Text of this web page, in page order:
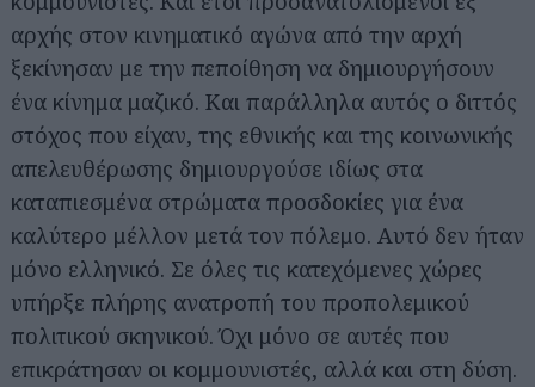
αρχής στον κινηματικό αγώνα από την αρχή
ξεκίνησαν με την πεποίθηση να δημιουργήσουν
ένα κίνημα μαζικό. Και παράλληλα αυτός ο διττός
στόχος που είχαν, της εθνικής και της κοινωνικής
απελευθέρωσης δημιουργούσε ιδίως στα
καταπιεσμένα στρώματα προσδοκίες για ένα
καλύτερο μέλλον μετά τον πόλεμο. Αυτό δεν ήταν
μόνο ελληνικό. Σε όλες τις κατεχόμενες χώρες
υπήρξε πλήρης ανατροπή του προπολεμικού
πολιτικού σκηνικού. Όχι μόνο σε αυτές που
επικράτησαν οι κομμουνιστές, αλλά και στη δύση.